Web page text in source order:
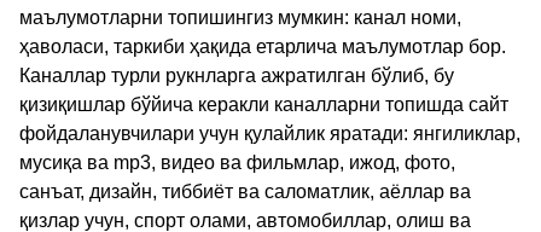
маълумотларни топишингиз мумкин: канал номи,
ҳаволаси, таркиби ҳақида етарлича маълумотлар бор.
Каналлар турли рукнларга ажратилган бўлиб, бу
қизиқишлар бўйича керакли каналларни топишда сайт
фойдаланувчилари учун қулайлик яратади: янгиликлар,
мусиқа ва mp3, видео ва фильмлар, ижод, фото,
санъат, дизайн, тиббиёт ва саломатлик, аёллар ва
қизлар учун, спорт олами, автомобиллар, олиш ва